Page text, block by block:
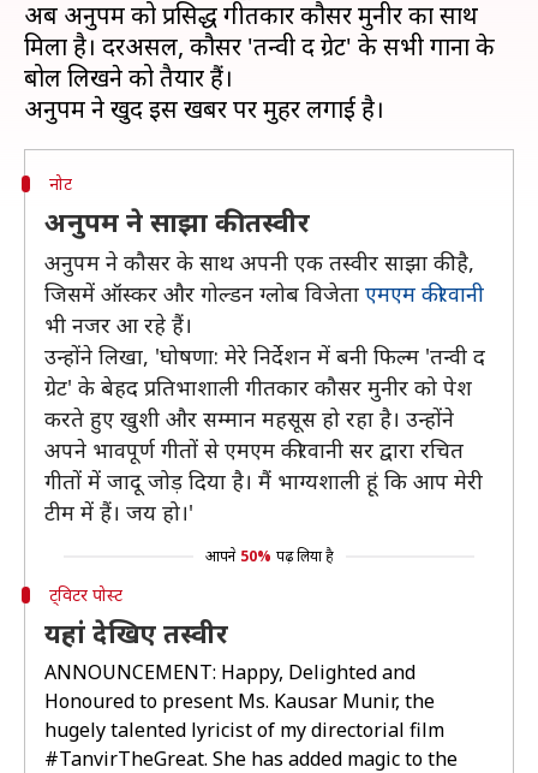
अब अनुपम को प्रसिद्ध गीतकार कौसर मुनीर का साथ
मिला है। दरअसल, कौसर 'तन्वी द ग्रेट' के सभी गानों के
बोल लिखने को तैयार हैं।
नोट
अनुपम ने साझा की तस्वीर
अनुपम ने कौसर के साथ अपनी एक तस्वीर साझा की है,
जिसमें ऑस्कर और गोल्डन ग्लोब विजेता एमएम कीरवानी
भी नजर आ रहे हैं।
उन्होंने लिखा, 'घोषणा: मेरे निर्देशन में बनी फिल्म 'तन्वी द
ग्रेट' के बेहद प्रतिभाशाली गीतकार कौसर मुनीर को पेश
करते हुए खुशी और सम्मान महसूस हो रहा है। उन्होंने
अपने भावपूर्ण गीतों से एमएम कीरवानी सर द्वारा रचित
गीतों में जादू जोड़ दिया है। मैं भाग्यशाली हूं कि आप मेरी
टीम में हैं। जय हो।'
आपने 50% पढ़ लिया है
ट्विटर पोस्ट
यहां देखिए तस्वीर
ANNOUNCEMENT: Happy, Delighted and
Honoured to present Ms. Kausar Munir, the
hugely talented lyricist of my directorial film
#TanvirTheGreat. She has added magic to the